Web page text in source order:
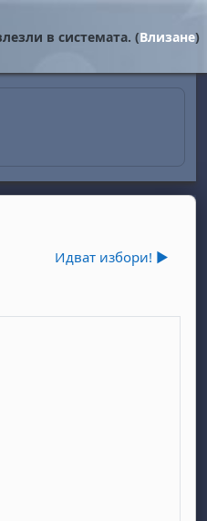
в системата. (Влизане)
Идват избори! ▶︎